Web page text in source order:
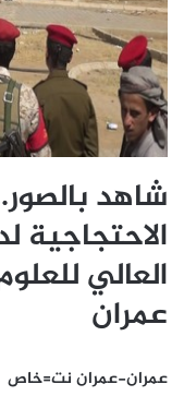
شاهد
الاحتجاجية
العالي
عمران
عمران-عمران نت=خاص